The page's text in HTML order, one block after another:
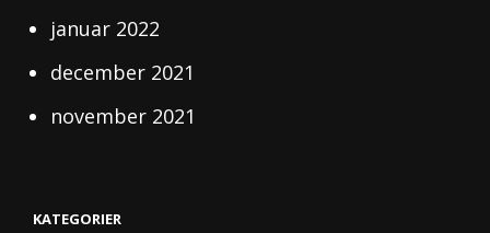
januar 2022
december 2021
november 2021
KATEGORIER